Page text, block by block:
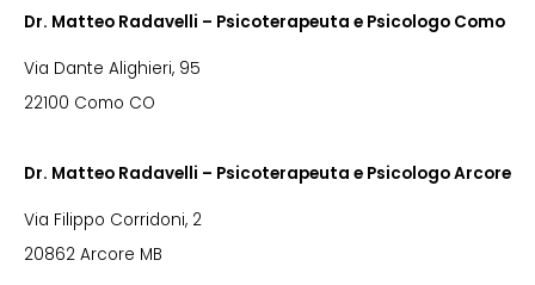
Dr. Matteo Radavelli – Psicoterapeuta e Psicologo Como
Via Dante Alighieri, 95
22100 Como CO
Dr. Matteo Radavelli – Psicoterapeuta e Psicologo Arcore
Via Filippo Corridoni, 2
20862 Arcore MB